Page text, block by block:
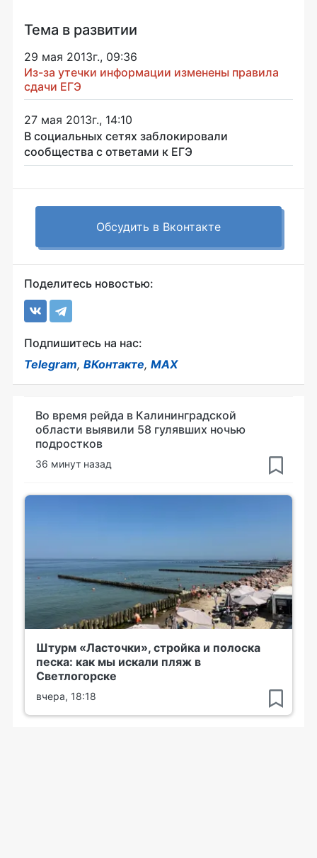
Тема в развитии
29 мая 2013г., 09:36
Из-за утечки информации изменены правила
сдачи ЕГЭ
27 мая 2013г., 14:10
В социальных сетях заблокировали
сообщества с ответами к ЕГЭ
Обсудить в Вконтакте
Поделитесь новостью:
Подпишитесь на нас:
Telegram, ВКонтакте, MAX
Во время рейда в Калининградской
области выявили 58 гулявших ночью
подростков
36 минут назад
Штурм «Ласточки», стройка и полоска
песка: как мы искали пляж в
Светлогорске
вчера, 18:18